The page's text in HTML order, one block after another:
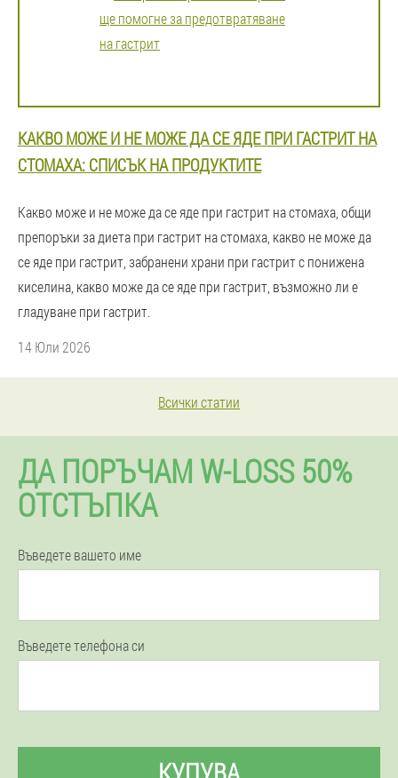
КАКВО МОЖЕ И НЕ МОЖЕ ДА СЕ ЯДЕ ПРИ ГАСТРИТ НА
СТОМАХА: СПИСЪК НА ПРОДУКТИТЕ
Какво може и не може да се яде при гастрит на стомаха, общи
препоръки за диета при гастрит на стомаха, какво не може да
се яде при гастрит, забранени храни при гастрит с понижена
киселина, какво може да се яде при гастрит, възможно ли е
гладуване при гастрит.
14 Юли 2026
Всички статии
ДА ПОРЪЧАМ W-LOSS 50%
ОТСТЪПКА
Въведете вашето име
Въведете телефона си